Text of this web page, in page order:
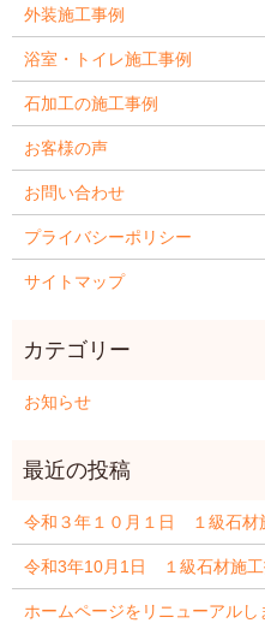
外装施工事例
浴室・トイレ施工事例
石加工の施工事例
お客様の声
お問い合わせ
プライバシーポリシー
サイトマップ
お知らせ
令和３年１０月１日 １級石材
令和3年10月1日 １級石材施工
ホームページをリニューアルし